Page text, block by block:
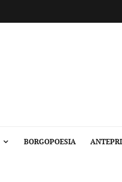
BORGOPOESIA